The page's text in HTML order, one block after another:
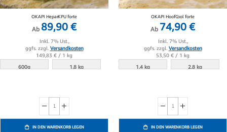
OKAPI HeparKPU forte
Ab 89,90 €
Inkl. 7% Ust.,
ggfs. zzgl. Versandkosten
149,83 € / 1 kg
600g
1.8 kg
IN DEN WARENKORB LEGEN
OKAPI HoofCool forte
Ab 74,90 €
Inkl. 7% Ust.,
ggfs. zzgl. Versandkosten
53,50 € / 1 kg
1.4 kg
2.8 kg
IN DEN WARENKORB LEGEN